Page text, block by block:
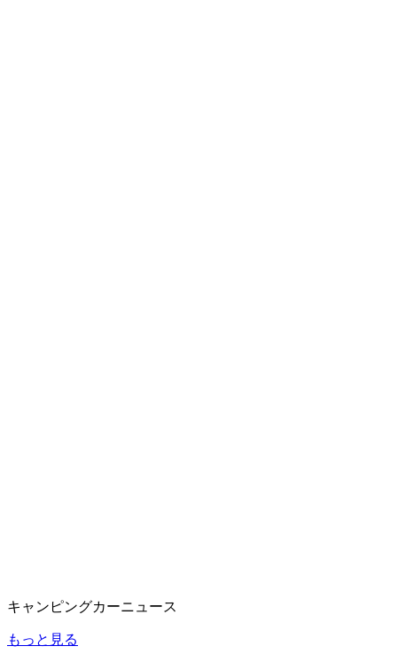
キャンピングカーニュース
もっと見る